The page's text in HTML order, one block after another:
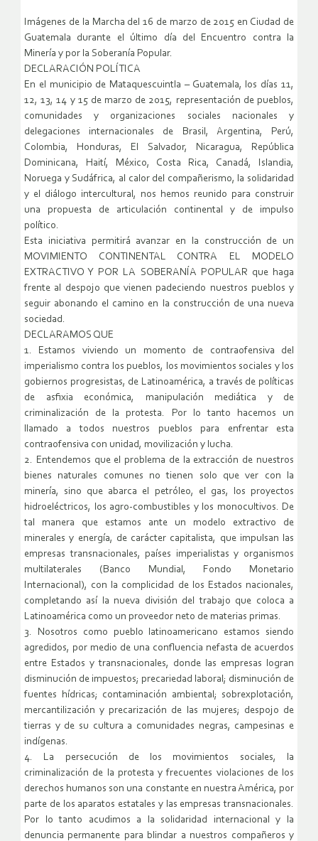
Imágenes de la Marcha del 16 de marzo de 2015 en Ciudad de
Guatemala durante el último día del Encuentro contra la
Minería y por la Soberanía Popular.
DECLARACIÓN POLÍTICA
En el municipio de Mataquescuintla – Guatemala, los días 11,
12, 13, 14 y 15 de marzo de 2015, representación de pueblos,
comunidades y organizaciones sociales nacionales y
delegaciones internacionales de Brasil, Argentina, Perú,
Colombia, Honduras, El Salvador, Nicaragua, República
Dominicana, Haití, México, Costa Rica, Canadá, Islandia,
Noruega y Sudáfrica, al calor del compañerismo, la solidaridad
y el diálogo intercultural, nos hemos reunido para construir
una propuesta de articulación continental y de impulso
político.
Esta iniciativa permitirá avanzar en la construcción de un
MOVIMIENTO CONTINENTAL CONTRA EL MODELO
EXTRACTIVO Y POR LA SOBERANÍA POPULAR que haga
frente al despojo que vienen padeciendo nuestros pueblos y
seguir abonando el camino en la construcción de una nueva
sociedad.
DECLARAMOS QUE
1. Estamos viviendo un momento de contraofensiva del
imperialismo contra los pueblos, los movimientos sociales y los
gobiernos progresistas, de Latinoamérica, a través de políticas
de asfixia económica, manipulación mediática y de
criminalización de la protesta. Por lo tanto hacemos un
llamado a todos nuestros pueblos para enfrentar esta
contraofensiva con unidad, movilización y lucha.
2. Entendemos que el problema de la extracción de nuestros
bienes naturales comunes no tienen solo que ver con la
minería, sino que abarca el petróleo, el gas, los proyectos
hidroeléctricos, los agro-combustibles y los monocultivos. De
tal manera que estamos ante un modelo extractivo de
minerales y energía, de carácter capitalista, que impulsan las
empresas transnacionales, países imperialistas y organismos
multilaterales (Banco Mundial, Fondo Monetario
Internacional), con la complicidad de los Estados nacionales,
completando así la nueva división del trabajo que coloca a
Latinoamérica como un proveedor neto de materias primas.
3. Nosotros como pueblo latinoamericano estamos siendo
agredidos, por medio de una confluencia nefasta de acuerdos
entre Estados y transnacionales, donde las empresas logran
disminución de impuestos; precariedad laboral; disminución de
fuentes hídricas; contaminación ambiental; sobrexplotación,
mercantilización y precarización de las mujeres; despojo de
tierras y de su cultura a comunidades negras, campesinas e
indígenas.
4. La persecución de los movimientos sociales, la
criminalización de la protesta y frecuentes violaciones de los
derechos humanos son una constante en nuestra América, por
parte de los aparatos estatales y las empresas transnacionales.
Por lo tanto acudimos a la solidaridad internacional y la
denuncia permanente para blindar a nuestros compañeros y